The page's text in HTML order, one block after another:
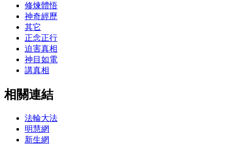
修煉體悟
神奇經歷
其它
正念正行
迫害真相
神目如電
講真相
相關連結
法輪大法
明慧網
新生網